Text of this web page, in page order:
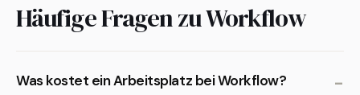
Häufige Fragen zu Workflow
Was kostet ein Arbeitsplatz bei Workflow?